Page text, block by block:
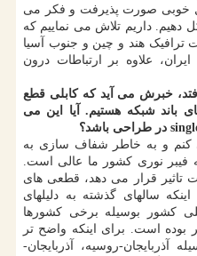
خوبی صورت پذیرفت و فکر می
دهیم. داریم تلاش می نماییم که
ترافیک هند و چین و جنوب آسیا
علاوه بر ارتباطات درون
خبرش می آید که کابلی قطع
باند شبکه هستیم. آیا این می
کنم و به خاطر شفاف سازی به
نوری کشور ما عالی است.
تاثیر قرار می دهد، قطعی های
سالهای گذشته به دلیلهای
کشور بوسیله برخی کشورها
بوده است. برای اینکه واضح تر
آذربایجان-روسیه، آذربایجان-